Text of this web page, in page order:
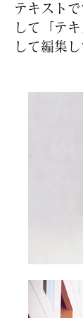
テキスト
して「テ
して編集し